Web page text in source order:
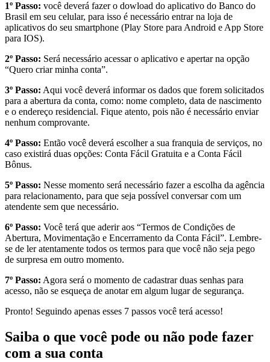
1º Passo: você deverá fazer o dowload do aplicativo do Banco do
Brasil em seu celular, para isso é necessário entrar na loja de
aplicativos do seu smartphone (Play Store para Android e App Store
para IOS).
2º Passo: Será necessário acessar o aplicativo e apertar na opção
“Quero criar minha conta”.
3º Passo: Aqui você deverá informar os dados que forem solicitados
para a abertura da conta, como: nome completo, data de nascimento
e o endereço residencial. Fique atento, pois não é necessário enviar
nenhum comprovante.
4º Passo: Então você deverá escolher a sua franquia de serviços, no
caso existirá duas opções: Conta Fácil Gratuita e a Conta Fácil
Bônus.
5º Passo: Nesse momento será necessário fazer a escolha da agência
para relacionamento, para que seja possível conversar com um
atendente sem que necessário.
6º Passo: Você terá que aderir aos “Termos de Condições de
Abertura, Movimentação e Encerramento da Conta Fácil”. Lembre-
se de ler atentamente todos os termos para que você não seja pego
de surpresa em outro momento.
7º Passo: Agora será o momento de cadastrar duas senhas para
acesso, não se esqueça de anotar em algum lugar de segurança.
Pronto! Seguindo apenas esses 7 passos você terá acesso!
Saiba o que você pode ou não pode fazer
com a sua conta